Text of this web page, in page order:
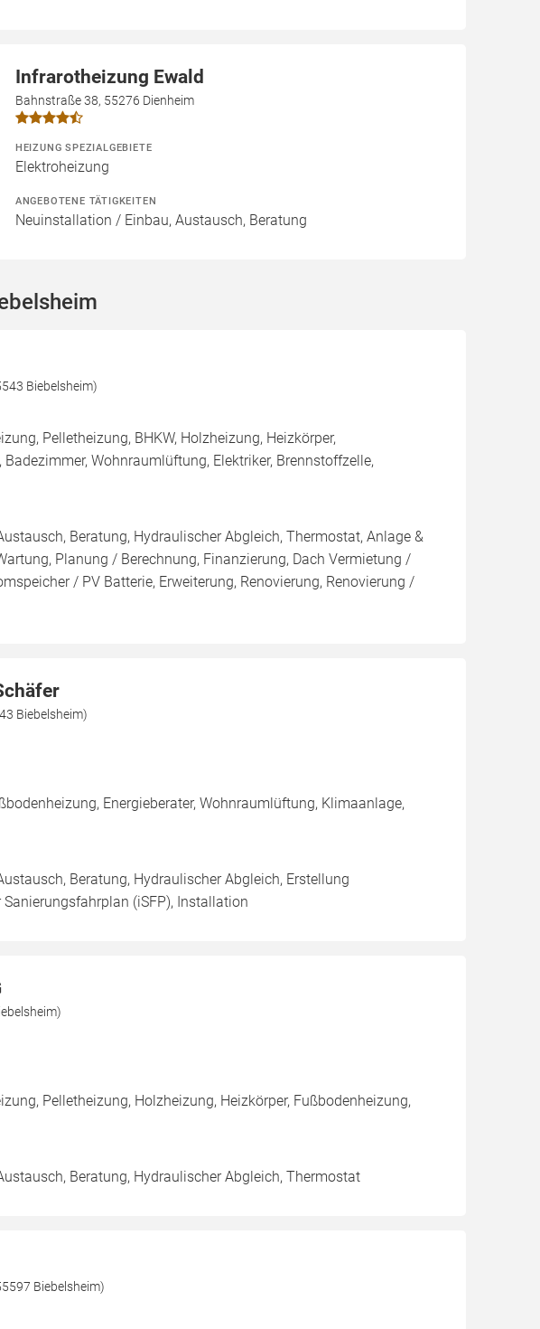
Infrarotheizung Ewald
Bahnstraße 38, 55276 Dienheim
HEIZUNG SPEZIALGEBIETE
Elektroheizung
ANGEBOTENE TÄTIGKEITEN
Neuinstallation / Einbau, Austausch, Beratung
Biebelsheim)
Pelletheizung, BHKW, Holzheizung, Heizkörper,
Wohnraumlüftung, Elektriker, Brennstoffzelle,
Beratung, Hydraulischer Abgleich, Thermostat, Anlage &
Planung / Berechnung, Finanzierung, Dach Vermietung /
/ PV Batterie, Erweiterung, Renovierung, Renovierung /
Biebelsheim)
Energieberater, Wohnraumlüftung, Klimaanlage,
Beratung, Hydraulischer Abgleich, Erstellung
(iSFP), Installation
Pelletheizung, Holzheizung, Heizkörper, Fußbodenheizung,
Beratung, Hydraulischer Abgleich, Thermostat
Biebelsheim)